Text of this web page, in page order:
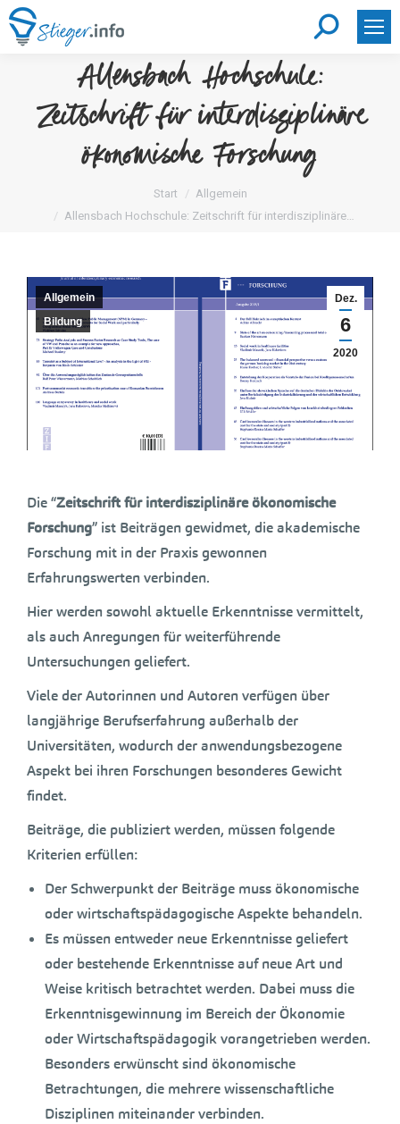
Search:
Allensbach Hochschule:
Zeitschrift für interdisziplinäre
ökonomische Forschung
Sie befinden sich hier:Start
Allgemein
Allensbach Hochschule: Zeitschrift für interdisziplinäre…
Dez.
6
2020
Allgemein
Bildung
Die “Zeitschrift für interdisziplinäre ökonomische
Forschung” ist Beiträgen gewidmet, die akademische
Forschung mit in der Praxis gewonnen
Erfahrungswerten verbinden.
Hier werden sowohl aktuelle Erkenntnisse vermittelt,
als auch Anregungen für weiterführende
Untersuchungen geliefert.
Viele der Autorinnen und Autoren verfügen über
langjährige Berufserfahrung außerhalb der
Universitäten, wodurch der anwendungsbezogene
Aspekt bei ihren Forschungen besonderes Gewicht
findet.
Beiträge, die publiziert werden, müssen folgende
Kriterien erfüllen:
Der Schwerpunkt der Beiträge muss ökonomische
oder wirtschaftspädagogische Aspekte behandeln.
Es müssen entweder neue Erkenntnisse geliefert
oder bestehende Erkenntnisse auf neue Art und
Weise kritisch betrachtet werden. Dabei muss die
Erkenntnisgewinnung im Bereich der Ökonomie
oder Wirtschaftspädagogik vorangetrieben werden.
Besonders erwünscht sind ökonomische
Betrachtungen, die mehrere wissenschaftliche
Disziplinen miteinander verbinden.